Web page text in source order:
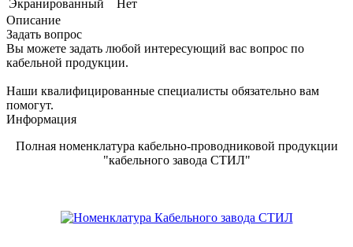
Экранированный
Нет
Описание
Задать вопрос
Вы можете задать любой интересующий вас вопрос по
кабельной продукции.
Наши квалифицированные специалисты обязательно вам
помогут.
Информация
Полная номенклатура кабельно-проводниковой продукции
"кабельного завода СТИЛ"